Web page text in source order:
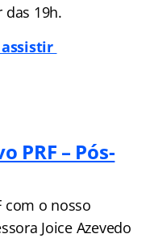
19h.
PRF – Pós-
com o nosso
Joice Azevedo